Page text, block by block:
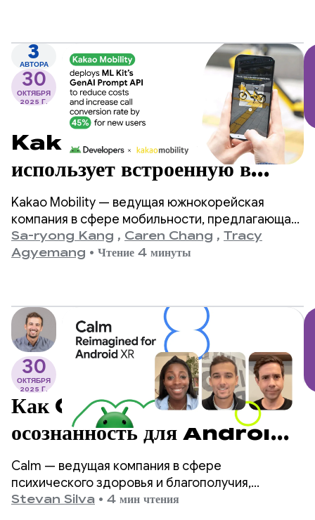
3
АВТОРА
30
ОКТЯБРЯ
2025 Г.
Kakao Mobility
использует встроенную в
устройство технологию
Gemini Nano для
снижения затрат и
звонков на 45%.
Kakao Mobility — ведущая южнокорейская
компания в сфере мобильности, предлагающая
широкий спектр транспортных и доставочных
услуг, включая вызов такси, навигацию, прокат
Sa-ryong Kang , Caren Chang , Tracy
Agyemang • Чтение 4 минуты
30
ОКТЯБРЯ
2025 Г.
Как Calm переосмыслил
осознанность для Android
XR
Calm — ведущая компания в сфере
психического здоровья и благополучия,
приложения которой скачали более 180
Stevan Silva • 4 мин чтения